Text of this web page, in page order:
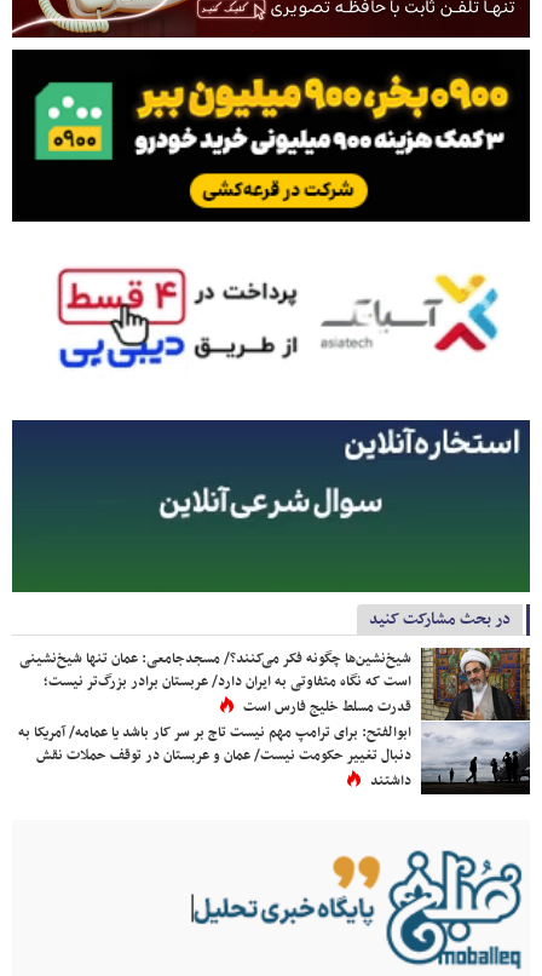
در بحث مشارکت کنید
شیخ‌نشین‌ها چگونه فکر می‌کنند؟/ مسجدجامعی: عمان تنها شیخ‌نشینی
است که نگاه متفاوتی به ایران دارد/ عربستان برادر بزرگ‌تر نیست؛
قدرت مسلط خلیج فارس است
ابوالفتح: برای ترامپ مهم نیست تاج بر سر کار باشد یا عمامه/ آمریکا به
دنبال تغییر حکومت نیست/ عمان و عربستان در توقف حملات نقش
داشتند